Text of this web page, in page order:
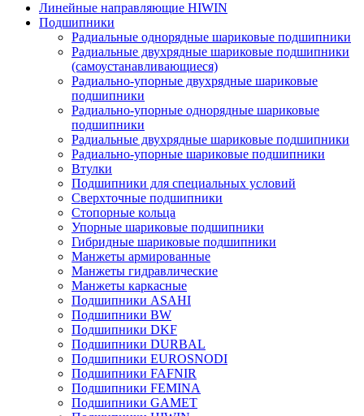
Линейные направляющие HIWIN
Подшипники
Радиальные однорядные шариковые подшипники
Радиальные двухрядные шариковые подшипники
(самоустанавливающиеся)
Радиально-упорные двухрядные шариковые
подшипники
Радиально-упорные однорядные шариковые
подшипники
Радиальные двухрядные шариковые подшипники
Радиально-упорные шариковые подшипники
Втулки
Подшипники для специальных условий
Сверхточные подшипники
Стопорные кольца
Упорные шариковые подшипники
Гибридные шариковые подшипники
Манжеты армированные
Манжеты гидравлические
Манжеты каркасные
Подшипники ASAHI
Подшипники BW
Подшипники DKF
Подшипники DURBAL
Подшипники EUROSNODI
Подшипники FAFNIR
Подшипники FEMINA
Подшипники GAMET